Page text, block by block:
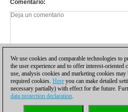
Comentario
We use cookies and comparable technologies to
the user experience and to offer interest-oriented
use, analysis cookies and marketing cookies
required cookies. Here you can make detailed
necessary partially) with effect for the future.
data protection declaration.